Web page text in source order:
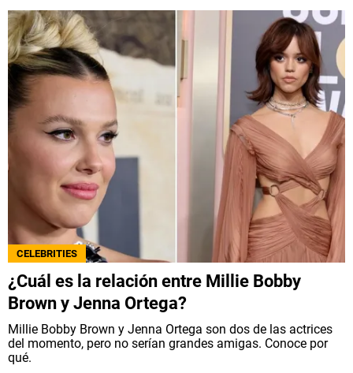
CELEBRITIES
¿Cuál es la relación entre Millie Bobby
Brown y Jenna Ortega?
Millie Bobby Brown y Jenna Ortega son dos de las actrices
del momento, pero no serían grandes amigas. Conoce por
qué.